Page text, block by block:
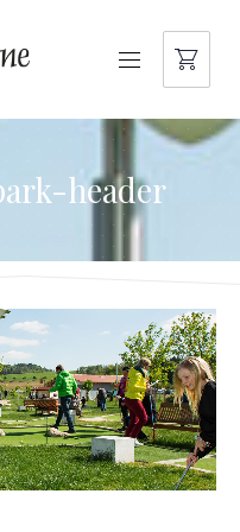
NAVIGATION
header